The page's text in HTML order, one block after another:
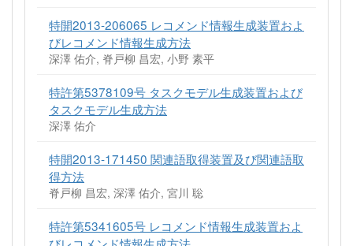
特開2013-206065 レコメンド情報生成装置およ
びレコメンド情報生成方法
深澤 佑介, 脊戸柳 昌宏, 小野 素平
特許第5378109号 タスクモデル生成装置および
タスクモデル生成方法
深澤 佑介
特開2013-171450 関連語取得装置及び関連語取
得方法
脊戸柳 昌宏, 深澤 佑介, 宮川 聡
特許第5341605号 レコメンド情報生成装置およ